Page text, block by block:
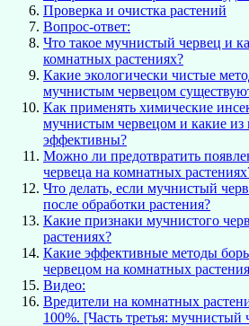
Проверка и очистка растений
Вопрос-ответ:
Что такое мучнистый червец и
комнатных растениях?
Какие экологически чистые
мучнистым червецом
Как применять химические
мучнистым червецом и какие из
эффективны?
Можно ли предотвратить
червеца на комнатных
Что делать, если мучнистый
после обработки растения?
Какие признаки мучнистого
растениях?
Какие эффективные методы
червецом на комнатных
Видео:
Вредители на комнатных
100%. [Часть третья: